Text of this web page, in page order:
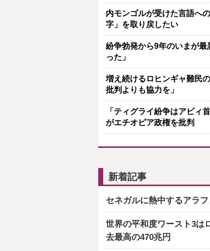
内モンゴルが受けた言語へ
字」を取り戻したい
紛争勃発から9年のいまが
った」
増え続けるロヒンギャ難民
批判よりも協力を」
「ティグライ紛争はアビィ
がエチオピア政権を批判
新着記事
セネガルに熱中するアラ
世界の平和度ワースト3は
去最高の470兆円